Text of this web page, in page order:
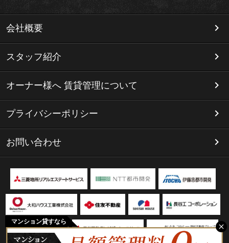
マンション貸すなら
会社概要
スタッフ紹介
オーナー様へ 賃貸管理について
プライバシーポリシー
お問い合わせ